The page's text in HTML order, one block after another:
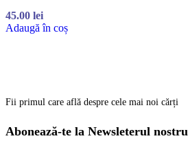
45.00 lei
Adaugă în coș
Fii primul care află despre cele mai noi cărți
Abonează-te la Newsleterul nostru